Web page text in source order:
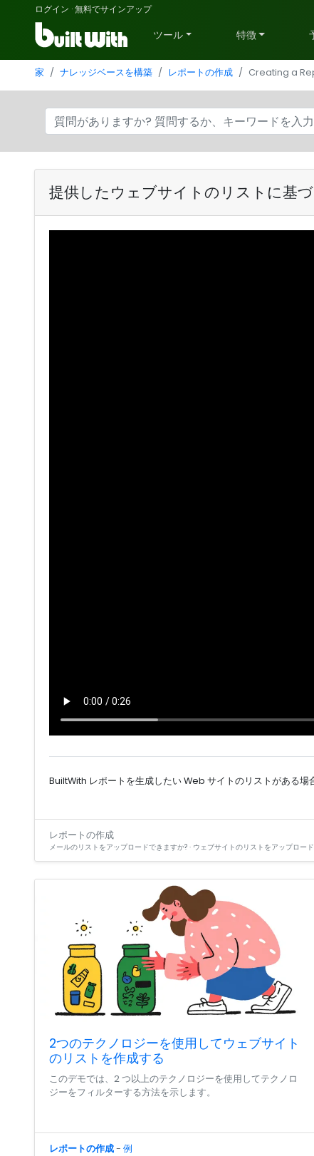
ログイン ·無料でサインアップ
ツール 特徴
家 ナレッジベースを構築 レポートの作成 Creating a
提供したウェブサイトのリストに基
BuiltWith レポートを生成したい Web サイトのリストがある場
レポートの作成
メールのリストをアップロードできますか? · ウェブサイトのリストをアップロ
2つのテクノロジーを使用してウェブサイト
のリストを作成する
このデモでは、2 つ以上のテクノロジーを使用してテクノロ
ジーをフィルターする方法を示します。
レポートの作成- 例